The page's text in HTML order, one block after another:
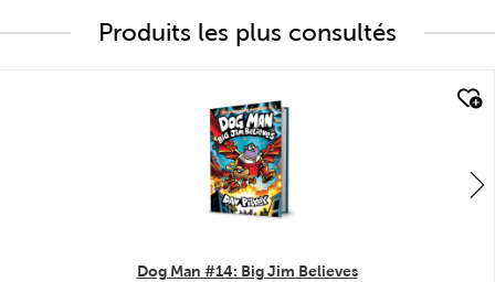
Produits les plus consultés
Dog Man #14: Big Jim Believes